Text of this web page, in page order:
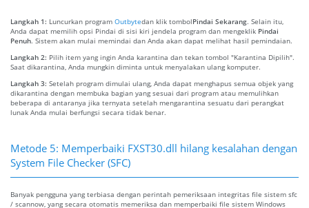
Langkah 1: Luncurkan program Outbytedan klik tombolPindai Sekarang. Selain itu,
Anda dapat memilih opsi Pindai di sisi kiri jendela program dan mengeklik Pindai
Penuh. Sistem akan mulai memindai dan Anda akan dapat melihat hasil pemindaian.
Langkah 2: Pilih item yang ingin Anda karantina dan tekan tombol "Karantina Dipilih".
Saat dikarantina, Anda mungkin diminta untuk menyalakan ulang komputer.
Langkah 3: Setelah program dimulai ulang, Anda dapat menghapus semua objek yang
dikarantina dengan membuka bagian yang sesuai dari program atau memulihkan
beberapa di antaranya jika ternyata setelah mengarantina sesuatu dari perangkat
lunak Anda mulai berfungsi secara tidak benar.
Metode 5: Memperbaiki FXST30.dll hilang kesalahan dengan
System File Checker (SFC)
Banyak pengguna yang terbiasa dengan perintah pemeriksaan integritas file sistem sfc
/ scannow, yang secara otomatis memeriksa dan memperbaiki file sistem Windows